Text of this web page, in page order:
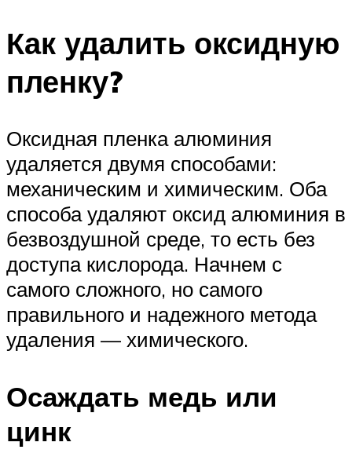
Как удалить оксидную
пленку?
Оксидная пленка алюминия
удаляется двумя способами:
механическим и химическим. Оба
способа удаляют оксид алюминия в
безвоздушной среде, то есть без
доступа кислорода. Начнем с
самого сложного, но самого
правильного и надежного метода
удаления — химического.
Осаждать медь или
цинк